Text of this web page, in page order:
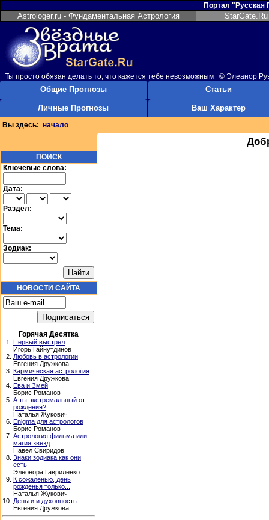
Портал "Русская
Astrologer.ru - Фундаментальная Астрология
Ты просто обязан делать то, что кажется тебе невозможным © Элеанор
Общие Прогнозы
Личные Прогнозы
Статьи
Ваш Характер
Вы здесь: начало
ПОИСК
Ключевые слова:
Дата:
.
.
Раздел:
Тема:
Зодиак:
НОВОСТИ САЙТА
Горячая Десятка
1. Первый выстрел
Игорь Гайнутдинов
2. Любовь в астрологии
Евгения Дружкова
3. Кармическая астрология
Евгения Дружкова
4. Ева и Змей
Борис Романов
5. А ты экстремальный от
рождения?
Наталья Жукович
6. Enigma для астрологов
Борис Романов
7. Астрология фильма или
магия звезд
Павел Свиридов
8. Знаки зодиака как они
есть
Элеонора Гавриленко
9. К сожаленью, день
рожденья только...
Наталья Жукович
10. Деньги и духовность
Евгения Дружкова